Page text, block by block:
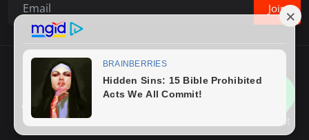
Join
Copyright © 2020-26 Surag Bureau. All Rights Reserved.
Contact
Terms & Conditions
Privacy Policy
How to Write Post